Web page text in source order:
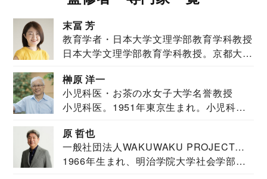
末冨 芳
教育学者・日本大学文理学部教育学科教授
日本大学文理学部教育学科教授。京都大学
榊原 洋一
小児科医・お茶の水女子大学名誉教授
小児科医。1951年東京生まれ。小児科
原 哲也
一般社団法人WAKUWAKU PROJECT
JAPAN代表・言語聴覚士・社会福祉士
1966年生まれ、明治学院大学社会学部福